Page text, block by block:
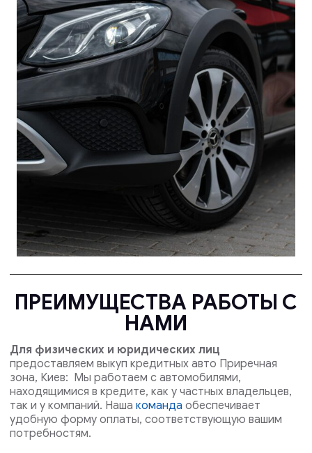
ПРЕИМУЩЕСТВА РАБОТЫ С
НАМИ
Для физических и юридических лиц
предоставляем выкуп кредитных авто Приречная
зона, Киев: Мы работаем с автомобилями,
находящимися в кредите, как у частных владельцев,
так и у компаний. Нашакомандаобеспечивает
удобную форму оплаты, соответствующую вашим
потребностям.